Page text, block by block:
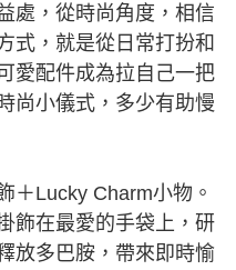
處，從時尚角度，相信
式，就是從日常打扮和
愛配件成為拉自己一把
尚小儀式，多少有助慢
Lucky Charm小物。
飾在最愛的手袋上，研
放多巴胺，帶來即時愉